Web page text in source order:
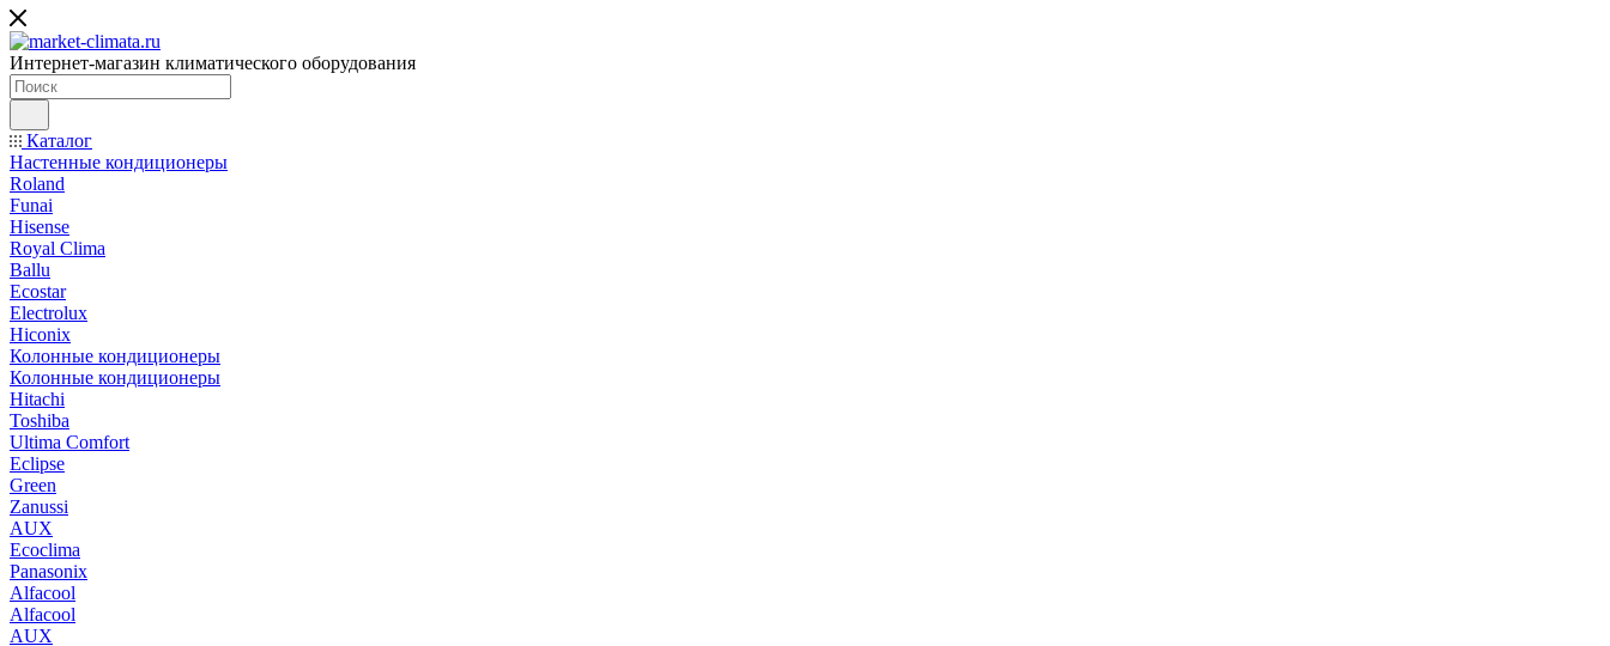
Интернет-магазин климатического оборудования
Каталог
Настенные кондиционеры
Roland
Funai
Hisense
Royal Clima
Ballu
Ecostar
Electrolux
Hiconix
Колонные кондиционеры
Колонные кондиционеры
Hitachi
Toshiba
Ultima Comfort
Eclipse
Green
Zanussi
AUX
Ecoclima
Panasonix
Alfacool
Alfacool
AUX